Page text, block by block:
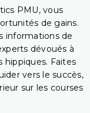
PMU, vous
de gains.
informations de
dévoués à
hippiques. Faites
vers le succès,
sur les courses